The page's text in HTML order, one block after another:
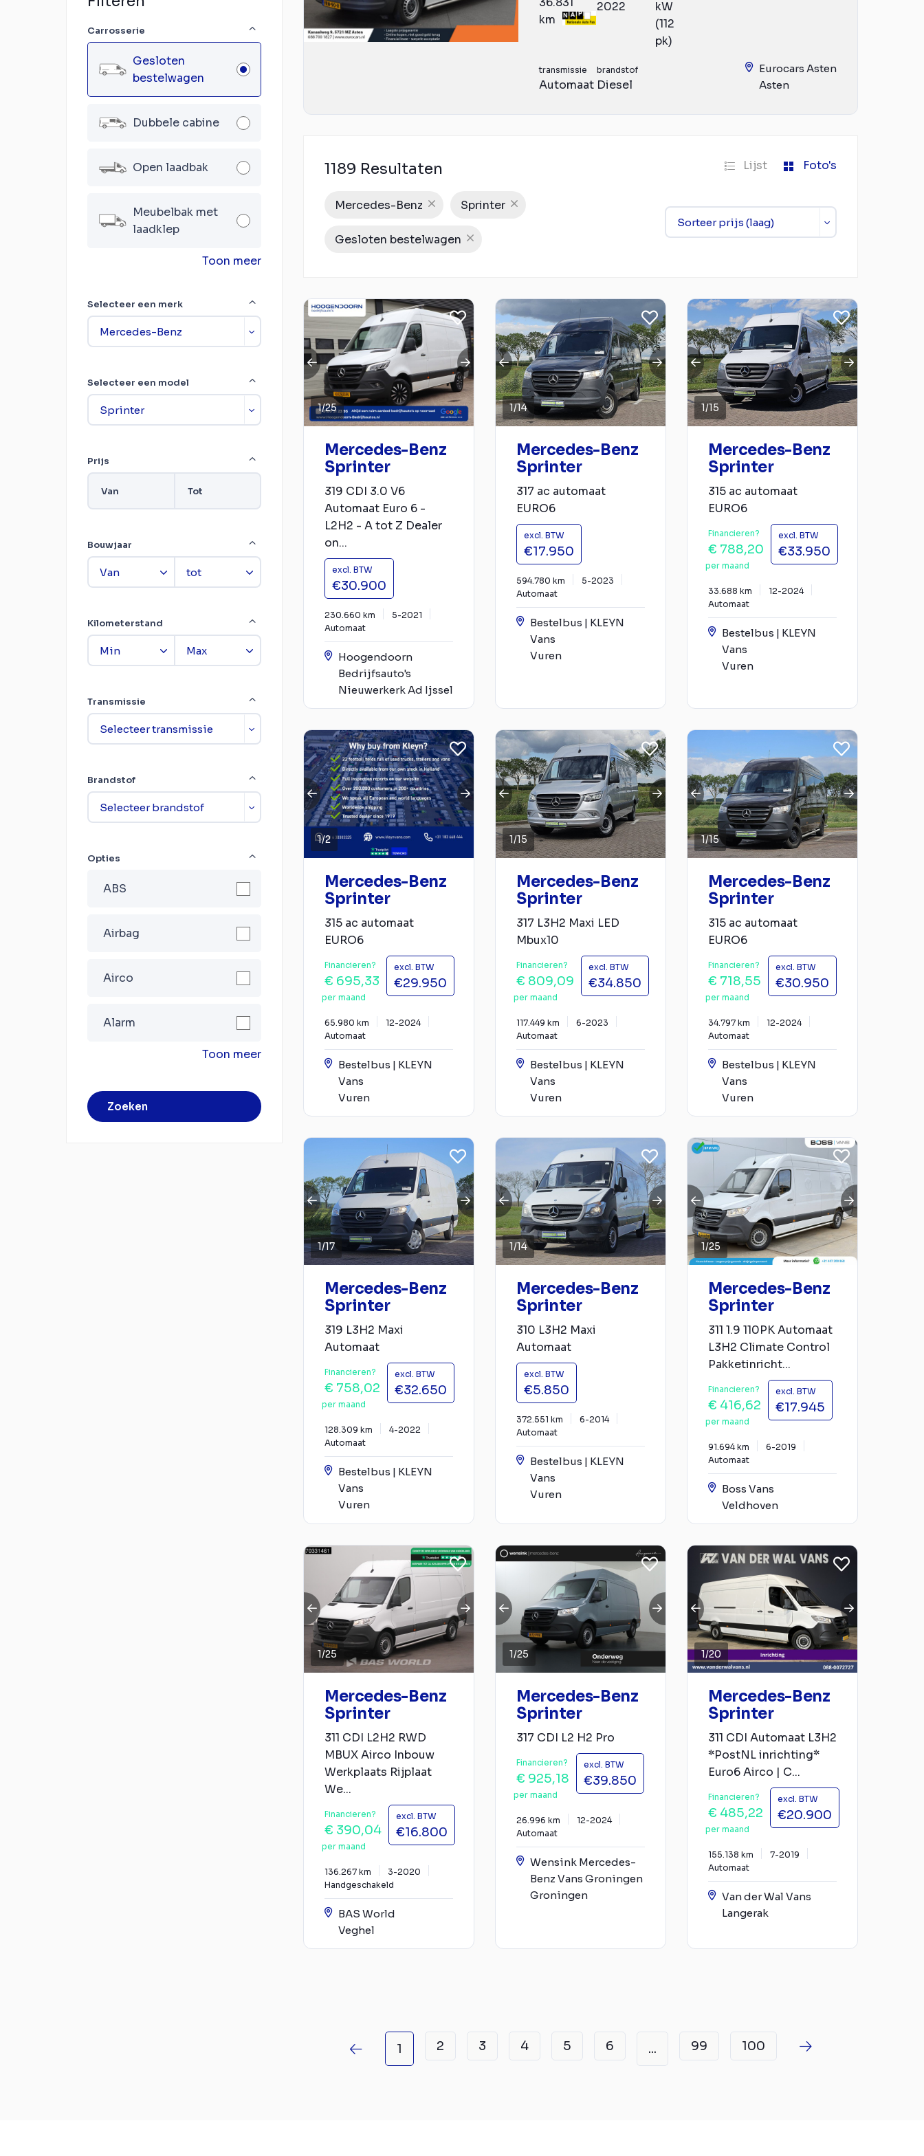
Carrosserie
Gesloten
bestelwagen
Dubbele cabine
Open laadbak
Meubelbak met
laadklep
Toon meer
Selecteer een merk
Selecteer een model
Prijs
Van Tot
Bouwjaar
Kilometerstand
Transmissie
Brandstof
Opties
ABS
Airbag
Airco
Alarm
Toon meer
Zoeken
km
2022
kW
(112
pk)
transmissie
Automaat
brandstof
Diesel
Eurocars Asten
Asten
1189 Resultaten Lijst Foto's
Mercedes-Benz Sprinter
Gesloten bestelwagen
1/25
Mercedes-Benz
Sprinter
319 CDI 3.0 V6
Automaat Euro 6 -
L2H2 - A tot Z Dealer
on...
excl. BTW
€30.900
230.660 km
5-2021
Automaat
Hoogendoorn
Bedrijfsauto's
Nieuwerkerk Ad Ijssel
1/14
Mercedes-Benz
Sprinter
317 ac automaat
EURO6
excl. BTW
€17.950
594.780 km
5-2023
Automaat
Bestelbus | KLEYN
Vans
Vuren
1/15
Mercedes-Benz
Sprinter
315 ac automaat
EURO6
Financieren?
€ 788,20
per maand
excl. BTW
€33.950
33.688 km
12-2024
Automaat
Bestelbus | KLEYN
Vans
Vuren
1/2
Mercedes-Benz
Sprinter
315 ac automaat
EURO6
Financieren?
€ 695,33
per maand
excl. BTW
€29.950
65.980 km
12-2024
Automaat
Bestelbus | KLEYN
Vans
Vuren
1/15
Mercedes-Benz
Sprinter
317 L3H2 Maxi LED
Mbux10
Financieren?
€ 809,09
per maand
excl. BTW
€34.850
117.449 km
6-2023
Automaat
Bestelbus | KLEYN
Vans
Vuren
1/15
Mercedes-Benz
Sprinter
315 ac automaat
EURO6
Financieren?
€ 718,55
per maand
excl. BTW
€30.950
34.797 km
12-2024
Automaat
Bestelbus | KLEYN
Vans
Vuren
1/17
Mercedes-Benz
Sprinter
319 L3H2 Maxi
Automaat
Financieren?
€ 758,02
per maand
excl. BTW
€32.650
128.309 km
4-2022
Automaat
Bestelbus | KLEYN
Vans
Vuren
1/14
Mercedes-Benz
Sprinter
310 L3H2 Maxi
Automaat
excl. BTW
€5.850
372.551 km
6-2014
Automaat
Bestelbus | KLEYN
Vans
Vuren
1/25
Mercedes-Benz
Sprinter
311 1.9 110PK Automaat
L3H2 Climate Control
Pakketinricht...
Financieren?
€ 416,62
per maand
excl. BTW
€17.945
91.694 km
6-2019
Automaat
Boss Vans
Veldhoven
1/25
Mercedes-Benz
Sprinter
311 CDI L2H2 RWD
MBUX Airco Inbouw
Werkplaats Rijplaat
We...
Financieren?
€ 390,04
per maand
excl. BTW
€16.800
136.267 km
3-2020
Handgeschakeld
BAS World
Veghel
1/25
Mercedes-Benz
Sprinter
317 CDI L2 H2 Pro
Financieren?
€ 925,18
per maand
excl. BTW
€39.850
26.996 km
12-2024
Automaat
Wensink Mercedes-
Benz Vans Groningen
Groningen
1/20
Mercedes-Benz
Sprinter
311 CDI Automaat L3H2
*PostNL inrichting*
Euro6 Airco | C...
Financieren?
€ 485,22
per maand
excl. BTW
€20.900
155.138 km
7-2019
Automaat
Van der Wal Vans
Langerak
1 2 3 4 5 6 ... 99 100